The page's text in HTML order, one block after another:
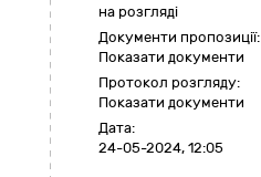
на розгляді
Документи пропозиції:
Показати документи
Протокол розгляду:
Показати документи
Дата:
24-05-2024, 12:05